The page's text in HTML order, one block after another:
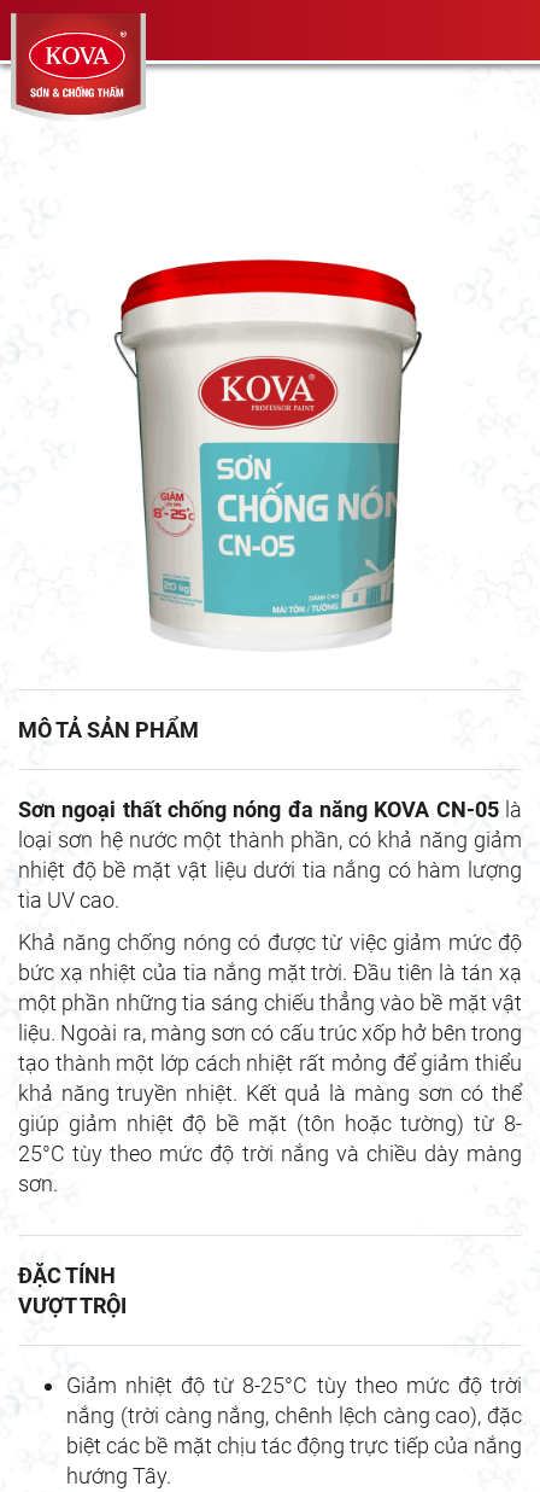
MÔ TẢ SẢN PHẨM
Sơn ngoại thất chống nóng đa năng KOVA CN-05là
loại sơn hệ nước một thành phần, có khả năng giảm
nhiệt độ bề mặt vật liệu dưới tia nắng có hàm lượng
tia UV cao.
Khả năng chống nóng có được từ việc giảm mức độ
bức xạ nhiệt của tia nắng mặt trời. Đầu tiên là tán xạ
một phần những tia sáng chiếu thẳng vào bề mặt vật
liệu. Ngoài ra, màng sơn có cấu trúc xốp hở bên trong
tạo thành một lớp cách nhiệt rất mỏng để giảm thiểu
khả năng truyền nhiệt. Kết quả là màng sơn có thể
giúp giảm nhiệt độ bề mặt (tôn hoặc tường) từ 8-
25°C tùy theo mức độ trời nắng và chiều dày màng
sơn.
ĐẶC TÍNH
VƯỢT TRỘI
Giảm nhiệt độ từ 8-25°C tùy theo mức độ trời
nắng (trời càng nắng, chênh lệch càng cao), đặc
biệt các bề mặt chịu tác động trực tiếp của nắng
hướng Tây.